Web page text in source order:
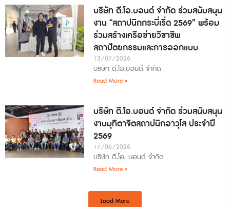
บริษัท ดี.โอ.บอนด์ จำกัด ร่วมสนับสนุน
งาน “สถาปนิกกระบี่เริ่ด 2569” พร้อม
ร่วมสร้างเครือข่ายวิชาชีพ
สถาปัตยกรรมและการออกแบบ
13/07/2026
บริษัท ดี.โอ.บอนด์ จำกัด
Read More »
บริษัท ดี.โอ.บอนด์ จำกัด ร่วมสนับสนุน
งานมุทิตาจิตสถาปนิกอาวุโส ประจำปี
2569
17/06/2026
บริษัท ดี.โอ. บอนด์ จำกัด
Read More »
Load More